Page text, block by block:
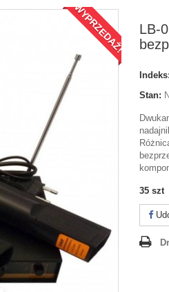
WYPRZEDAŻ!
LB-
Indeks:
Stan:
35 szt